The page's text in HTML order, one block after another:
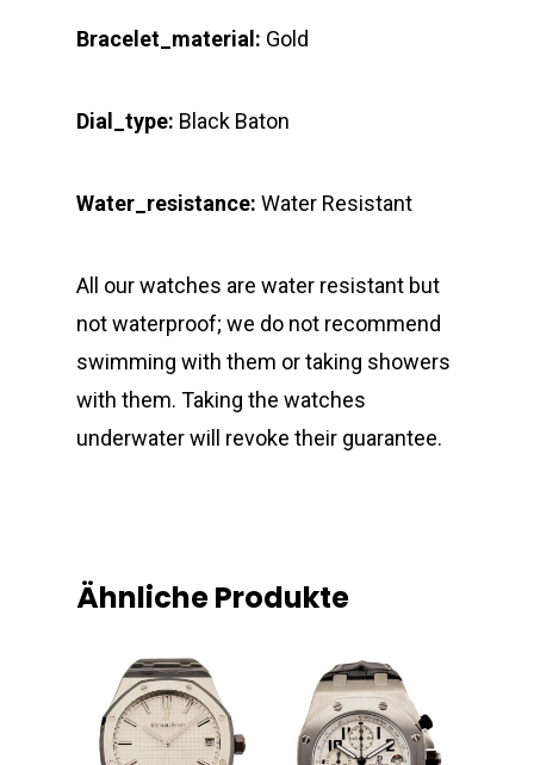
Bracelet_material: Gold
Dial_type: Black Baton
Water_resistance: Water Resistant
All our watches are water resistant but
not waterproof; we do not recommend
swimming with them or taking showers
with them. Taking the watches
underwater will revoke their guarantee.
Ähnliche Produkte